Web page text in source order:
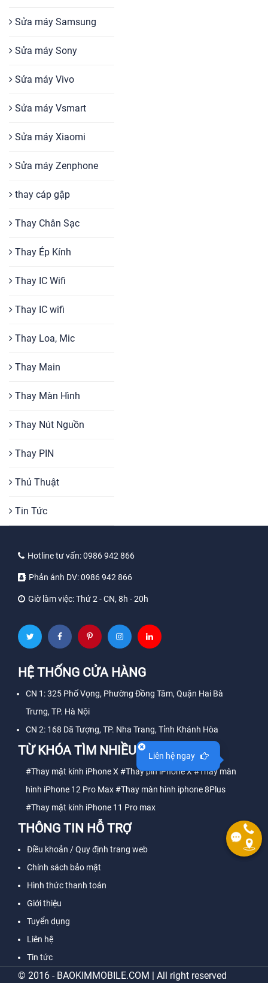
Sửa máy Samsung
Sửa máy Sony
Sửa máy Vivo
Sửa máy Vsmart
Sửa máy Xiaomi
Sửa máy Zenphone
thay cáp gập
Thay Chân Sạc
Thay Ép Kính
Thay IC Wifi
Thay IC wifi
Thay Loa, Mic
Thay Main
Thay Màn Hình
Thay Nút Nguồn
Thay PIN
Thủ Thuật
Tin Tức
Hotline tư vấn:0986 942 866
Phản ánh DV:0986 942 866
Giờ làm việc:Thứ 2 - CN, 8h - 20h
HỆ THỐNG CỬA HÀNG
CN 1: 325 Phố Vọng, Phường Đồng Tâm, Quận Hai Bà
Trưng, TP. Hà Nội
CN 2: 168 Dã Tượng, TP. Nha Trang, Tỉnh Khánh Hòa
TỪ KHÓA TÌM NHIỀU
#Thay mặt kính iPhone X #Thay pin iPhone X#Thay màn
hình iPhone 12 Pro Max#Thay màn hình iphone 8Plus
#Thay mặt kính iPhone 11 Pro max
THÔNG TIN HỖ TRỢ
Điều khoản / Quy định trang web
Chính sách bảo mật
Hình thức thanh toán
Giới thiệu
Tuyển dụng
Liên hệ
Tin tức
© 2016 - BAOKIMMOBILE.COM | All right reserved
Liên hệ ngay